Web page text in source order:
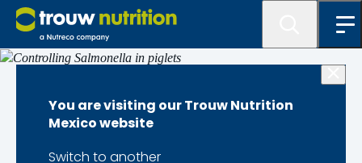
You are visiting our Trouw Nutrition
Mexico website
Switch to another
Factores a tomar en cuenta para proporcionar a los
lechones un inicio nutritivo